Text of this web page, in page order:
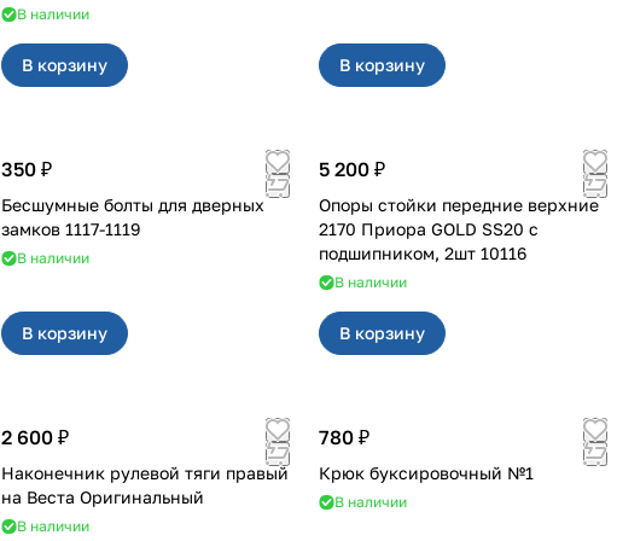
В наличии
В корзину В корзину
350 ₽
Бесшумные болты для дверных
замков 1117-1119
В наличии
В корзину
5 200 ₽
Опоры стойки передние верхние
2170 Приора GOLD SS20 с
подшипником, 2шт 10116
В наличии
В корзину
2 600 ₽
Наконечник рулевой тяги правый
на Веста Оригинальный
В наличии
780 ₽
Крюк буксировочный №1
В наличии